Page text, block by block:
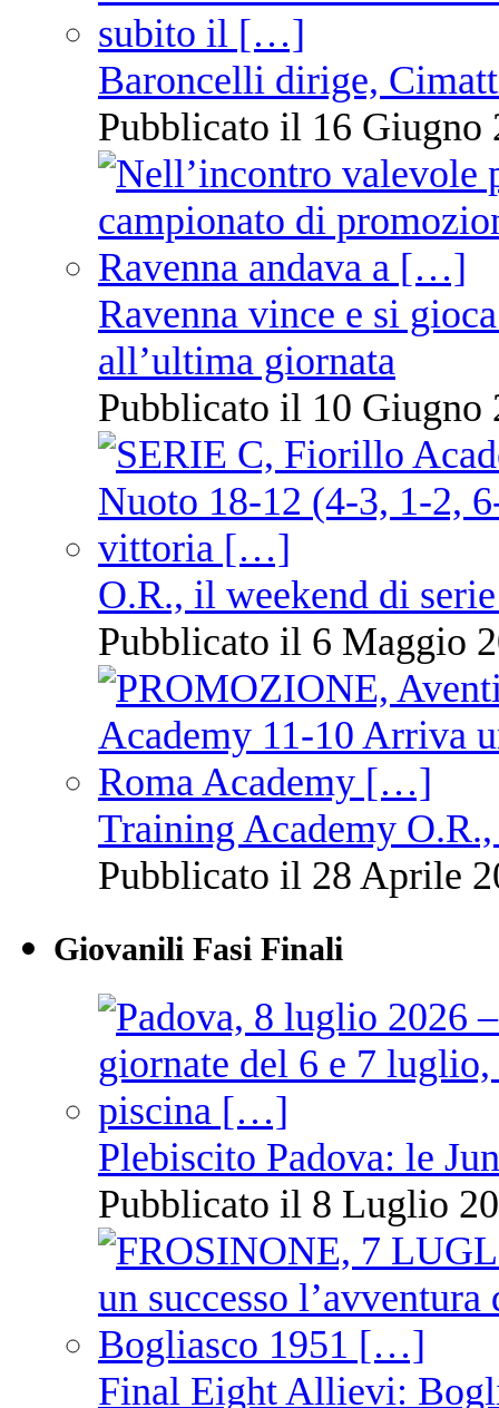
Baroncelli dirige,
Pubblicato il 16 Giugno
Ravenna vince e si
all’ultima giornata
Pubblicato il 10 Giugno
O.R., il weekend di
Pubblicato il 6 Maggio
Training Academy
Pubblicato il 28 Aprile
Giovanili Fasi Finali
Plebiscito Padova: le
Pubblicato il 8 Luglio
Final Eight Allievi: